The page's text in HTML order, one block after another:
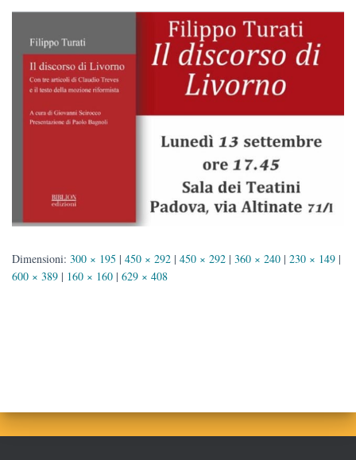
Dimensioni: 300 × 195 | 450 × 292 | 450 × 292 | 360 × 240 | 230 × 149 |
600 × 389 | 160 × 160 | 629 × 408